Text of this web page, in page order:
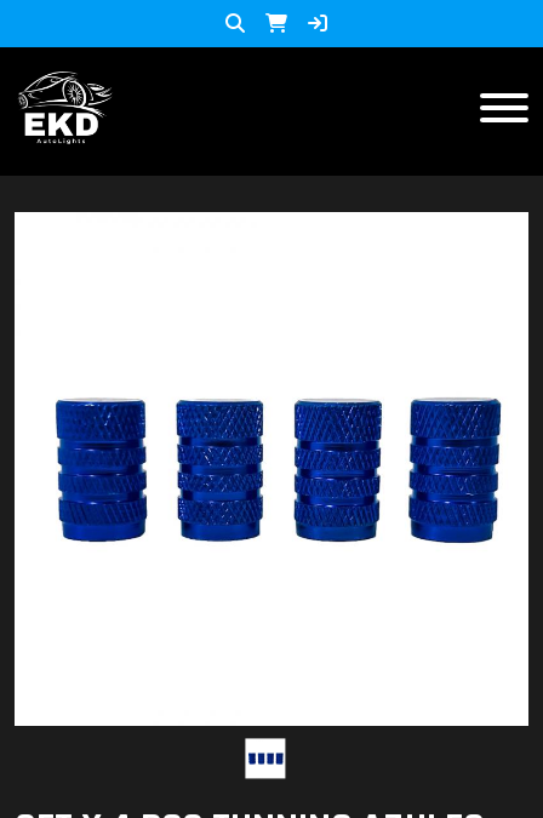
Accesorios y herramientas
Audio
Barras
Faros
Lista de Precios